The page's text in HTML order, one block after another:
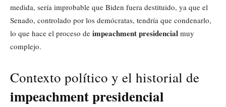
medida, sería improbable que Biden fuera destituido, ya que el
Senado, controlado por los demócratas, tendría que condenarlo,
lo que hace el proceso de impeachment presidencial muy
complejo.
Contexto político y el historial de
impeachment presidencial